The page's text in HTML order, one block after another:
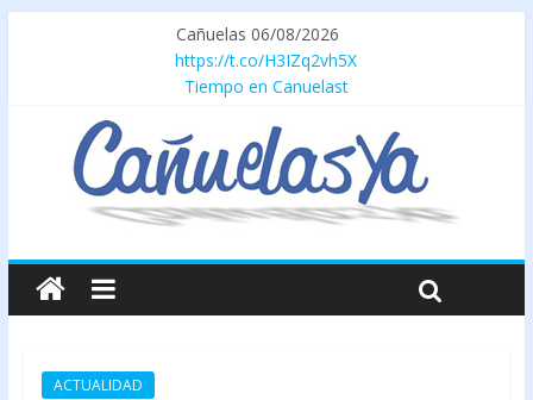
Cañuelas 06/08/2026
https://t.co/H3IZq2vh5X
Tiempo en Canuelast
ACTUALIDAD